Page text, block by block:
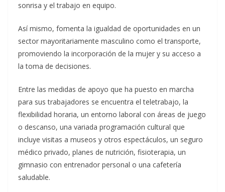
sonrisa y el trabajo en equipo.
Así mismo, fomenta la igualdad de oportunidades en un
sector mayoritariamente masculino como el transporte,
promoviendo la incorporación de la mujer y su acceso a
la toma de decisiones.
Entre las medidas de apoyo que ha puesto en marcha
para sus trabajadores se encuentra el teletrabajo, la
flexibilidad horaria, un entorno laboral con áreas de juego
o descanso, una variada programación cultural que
incluye visitas a museos y otros espectáculos, un seguro
médico privado, planes de nutrición, fisioterapia, un
gimnasio con entrenador personal o una cafetería
saludable.